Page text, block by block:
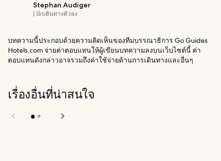
Stephan Audiger
| นักเดินทางตัวยง
บทความนี้ประกอบด้วยความคิดเห็นของทีมบรรณาธิการ Go Guides
Hotels.com จ่ายค่าตอบแทนให้ผู้เขียนบทความลงบนเว็บไซต์นี้ ค่า
ตอบแทนดังกล่าวอาจรวมถึงค่าใช้จ่ายด้านการเดินทางและอื่นๆ
เรื่องอื่นที่น่าสนใจ